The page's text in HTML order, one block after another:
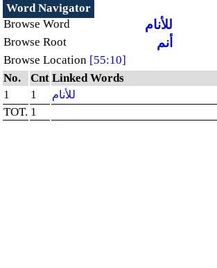
Word Navigator
Browse Word
للأنام
Browse Root أنم
Browse Location [55:10]
No.
Cnt Linked Words
1
1 للأنام
TOT. 1